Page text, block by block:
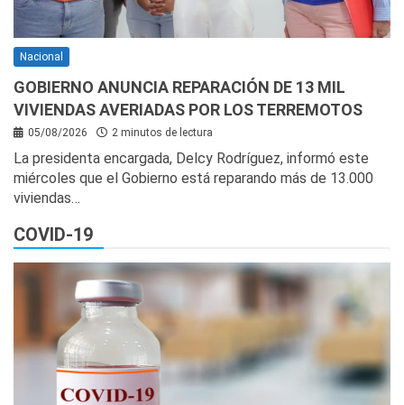
Nacional
GOBIERNO ANUNCIA REPARACIÓN DE 13 MIL
VIVIENDAS AVERIADAS POR LOS TERREMOTOS
05/08/2026 2 minutos de lectura
La presidenta encargada, Delcy Rodríguez, informó este
miércoles que el Gobierno está reparando más de 13.000
viviendas…
COVID-19